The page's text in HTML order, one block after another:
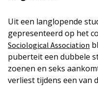
Uit een langlopende
gepresenteerd op het
Sociological Association
puberteit een dubbele
zoenen en seks
verliest tijdens een van